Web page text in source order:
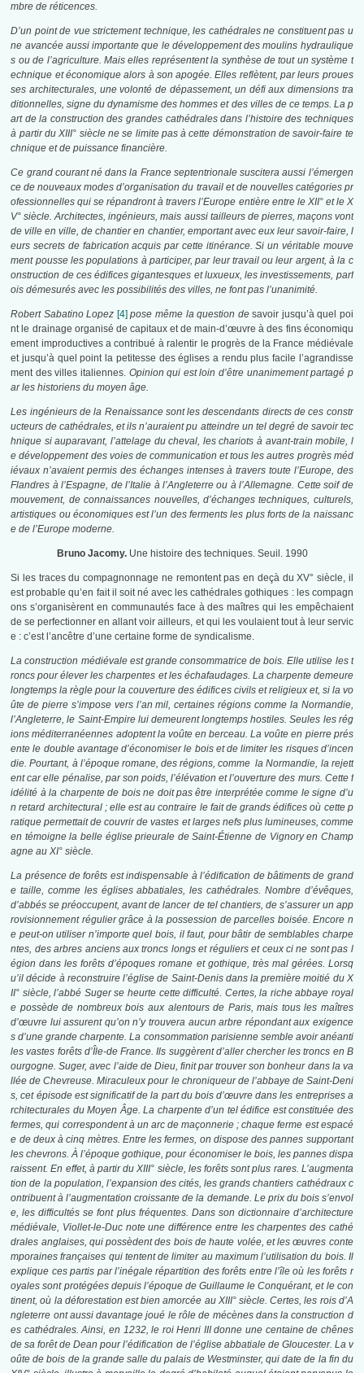
mbre de réticences.
D’un point de vue strictement technique, les cathédrales ne constituent pas u
ne avancée aussi importante que le développement des moulins hydraulique
s ou de l’agriculture. Mais elles représentent la synthèse de tout un système t
echnique et économique alors à son apogée. Elles reflètent, par leurs proues
ses architecturales, une volonté de dépassement, un défi aux dimensions tra
ditionnelles, signe du dynamisme des hommes et des villes de ce temps. La p
art de la construction des grandes cathédrales dans l’histoire des techniques
à partir du XIII° siècle ne se limite pas à cette démonstration de savoir-faire te
chnique et de puissance financière.
Ce grand courant né dans la France septentrionale suscitera aussi l’émergen
ce de nouveaux modes d’organisation du travail et de nouvelles catégories pr
ofessionnelles qui se répandront à travers l’Europe entière entre le XII° et le X
V° siècle. Architectes, ingénieurs, mais aussi tailleurs de pierres, maçons vont
de ville en ville, de chantier en chantier, emportant avec eux leur savoir-faire, l
eurs secrets de fabrication acquis par cette itinérance. Si un véritable mouve
ment pousse les populations à participer, par leur travail ou leur argent, à la c
onstruction de ces édifices gigantesques et luxueux, les investissements, parf
ois démesurés avec les possibilités des villes, ne font pas l’unanimité.
Robert Sabatino Lopez [4] pose même la question desavoir jusqu’à quel poi
nt le drainage organisé de capitaux et de main-d’œuvre à des fins économiqu
ement improductives a contribué à ralentir le progrès de la France médiévale
et jusqu’à quel point la petitesse des églises a rendu plus facile l’agrandisse
ment des villes italiennes. Opinion qui est loin d’être unanimement partagé p
ar les historiens du moyen âge.
Les ingénieurs de la Renaissance sont les descendants directs de ces constr
ucteurs de cathédrales, et ils n’auraient pu atteindre un tel degré de savoir tec
hnique si auparavant, l’attelage du cheval, les chariots à avant-train mobile, l
e développement des voies de communication et tous les autres progrès méd
iévaux n’avaient permis des échanges intenses à travers toute l’Europe, des
Flandres à l’Espagne, de l’Italie à l’Angleterre ou à l’Allemagne. Cette soif de
mouvement, de connaissances nouvelles, d’échanges techniques, culturels,
artistiques ou économiques est l’un des ferments les plus forts de la naissanc
e de l’Europe moderne.
Bruno Jacomy. Une histoire des techniques. Seuil. 1990
Si les traces du compagnonnage ne remontent pas en deçà du XV° siècle, il
est probable qu’en fait il soit né avec les cathédrales gothiques : les compagn
ons s’organisèrent en communautés face à des maîtres qui les empêchaient
de se perfectionner en allant voir ailleurs, et qui les voulaient tout à leur servic
e : c’est l’ancêtre d’une certaine forme de syndicalisme.
La construction médiévale est grande consommatrice de bois. Elle utilise les t
roncs pour élever les charpentes et les échafaudages. La charpente demeure
longtemps la règle pour la couverture des édifices civils et religieux et, si la vo
ûte de pierre s’impose vers l’an mil, certaines régions comme la Normandie,
l’Angleterre, le Saint-Empire lui demeurent longtemps hostiles. Seules les rég
ions méditerranéennes adoptent la voûte en berceau. La voûte en pierre prés
ente le double avantage d’économiser le bois et de limiter les risques d’incen
die. Pourtant, à l’époque romane, des régions, comme la Normandie, la rejett
ent car elle pénalise, par son poids, l’élévation et l’ouverture des murs. Cette f
idélité à la charpente de bois ne doit pas être interprétée comme le signe d’u
n retard architectural ; elle est au contraire le fait de grands édifices où cette p
ratique permettait de couvrir de vastes et larges nefs plus lumineuses, comme
en témoigne la belle église prieurale de Saint-Étienne de Vignory en Champ
agne au XI° siècle.
La présence de forêts est indispensable à l’édification de bâtiments de grand
e taille, comme les églises abbatiales, les cathédrales. Nombre d’évêques,
d’abbés se préoccupent, avant de lancer de tel chantiers, de s’assurer un app
rovisionnement régulier grâce à la possession de parcelles boisée. Encore n
e peut-on utiliser n’importe quel bois, il faut, pour bâtir de semblables charpe
ntes, des arbres anciens aux troncs longs et réguliers et ceux ci ne sont pas l
égion dans les forêts d’époques romane et gothique, très mal gérées. Lorsq
u’il décide à reconstruire l’église de Saint-Denis dans la première moitié du X
II° siècle, l’abbé Suger se heurte cette difficulté. Certes, la riche abbaye royal
e possède de nombreux bois aux alentours de Paris, mais tous les maîtres
d’œuvre lui assurent qu’on n’y trouvera aucun arbre répondant aux exigence
s d’une grande charpente. La consommation parisienne semble avoir anéanti
les vastes forêts d’Île-de France. Ils suggèrent d’aller chercher les troncs en B
ourgogne. Suger, avec l’aide de Dieu, finit par trouver son bonheur dans la va
llée de Chevreuse. Miraculeux pour le chroniqueur de l’abbaye de Saint-Deni
s, cet épisode est significatif de la part du bois d’œuvre dans les entreprises a
rchitecturales du Moyen Âge. La charpente d’un tel édifice est constituée des
fermes, qui correspondent à un arc de maçonnerie ; chaque ferme est espacé
e de deux à cinq mètres. Entre les fermes, on dispose des pannes supportant
les chevrons. À l’époque gothique, pour économiser le bois, les pannes dispa
raissent. En effet, à partir du XIII° siècle, les forêts sont plus rares. L’augmenta
tion de la population, l’expansion des cités, les grands chantiers cathédraux c
ontribuent à l’augmentation croissante de la demande. Le prix du bois s’envol
e, les difficultés se font plus fréquentes. Dans son dictionnaire d’architecture
médiévale, Viollet-le-Duc note une différence entre les charpentes des cathé
drales anglaises, qui possèdent des bois de haute volée, et les œuvres conte
mporaines françaises qui tentent de limiter au maximum l’utilisation du bois. Il
explique ces partis par l’inégale répartition des forêts entre l’île où les forêts r
oyales sont protégées depuis l’époque de Guillaume le Conquérant, et le con
tinent, où la déforestation est bien amorcée au XIII° siècle. Certes, les rois d’A
ngleterre ont aussi davantage joué le rôle de mécènes dans la construction d
es cathédrales. Ainsi, en 1232, le roiHenri III donne une centaine de chênes
de sa forêt de Dean pour l’édification de l’église abbatiale de Gloucester. La v
oûte de bois de la grande salle du palais de Westminster, qui date de la fin du